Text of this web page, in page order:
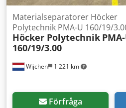
Wijchen 1 221 km
Materialseparatorer Höcker
Polytechnik PMA-U 160/19/
Höcker Polytechnik
160/19/3.00
Förfråga